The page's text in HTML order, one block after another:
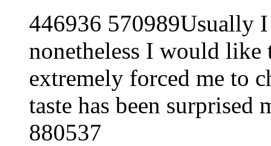
446936 570989Usually
nonetheless I would
extremely forced me to
taste has been surprised
880537